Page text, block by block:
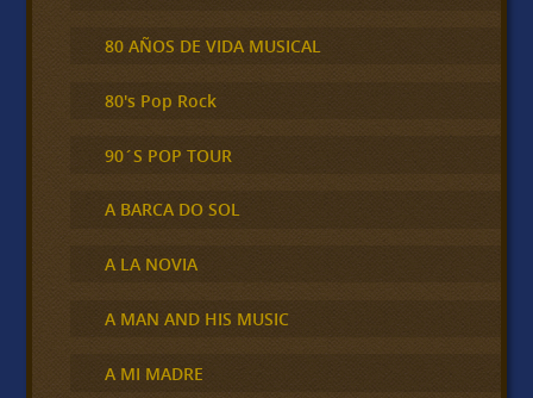
80 AÑOS DE VIDA MUSICAL
80's Pop Rock
90´S POP TOUR
A BARCA DO SOL
A LA NOVIA
A MAN AND HIS MUSIC
A MI MADRE